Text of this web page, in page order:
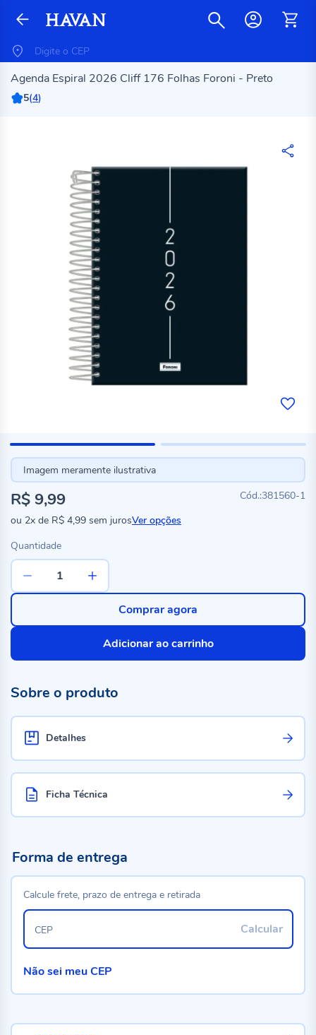
Agenda Espiral 2026 Cliff 176 Folhas Foroni - Preto
5(4)
Imagem meramente ilustrativa
381560-1
R$ 9,99
ou 2x de R$ 4,99 sem jurosVer opções
Quantidade
Adicionar ao carrinho
Comprar agora
Sobre o produto
Detalhes
Ficha Técnica
Forma de entrega
Calcule frete, prazo de entrega e retirada
Calcular
CEP
Não sei meu CEP